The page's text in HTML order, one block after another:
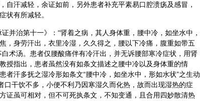
自汗减轻，余证如前，另外患者补充平素易口腔溃疡及感冒，
状有所减轻。
并治第十一》：“肾着之病，其人身体重，腰中冷，如坐水中，
，身劳汗出，衣里冷湿，久久得之，腰以下冷痛，腹重如带五
术汤。患者仅腰酸痛伴有冷汗出，并无诉腰部寒冷症状，用肾
授指出，患者虽然没有如条文描述之腰中冷以及身体重的情
汗多抚之湿冷形如条文“腰中冷，如坐水中，形如水状”之生动
口干饮不多，小便不利乃因寒湿久而化热，故而出现湿热的症
证虽可相对，但不可死执条文，不知变通，且合用四妙散清热